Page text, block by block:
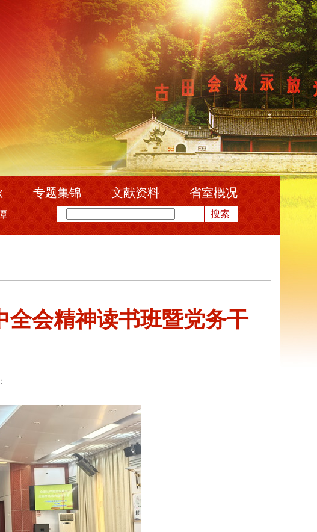
专题集锦 文献资料 省室概况
搜索
全会精神读书班暨党务干